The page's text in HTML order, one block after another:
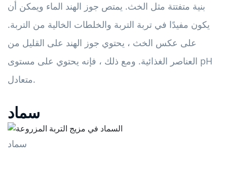
بنية متفتتة مثل الخث. يمتص جوز الهند الماء ويمكن أن
يكون مفيدًا في تربة التربة والخلطات الخالية من التربة.
على عكس الخث ، يحتوي جوز الهند على القليل من
العناصر الغذائية. ومع ذلك ، فإنه يحتوي على مستوى pH
متعادل.
سماد
سماد